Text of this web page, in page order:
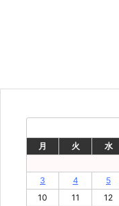
月
火 水
3
4 5
10
11 12